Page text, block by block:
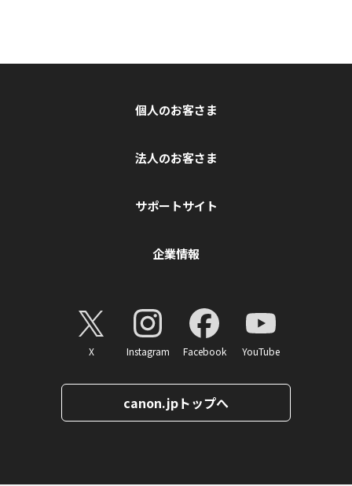
個人のお客さま
法人のお客さま
サポートサイト
企業情報
X Instagram Facebook YouTube
canon.jpトップへ